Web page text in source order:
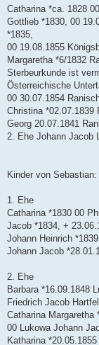
Catharina *ca. 1828
Gottlieb *1830, 00
*1835,
00 19.08.1855
Margaretha *6/1832
Sterbeurkunde ist
Österreichische
00 30.07.1854
Christina *02.07.1839
Georg 20.07.1841
2. Ehe Johann Jacob
Kinder von Sebastian:
1. Ehe
Catharina *1830 00
Jacob *1834, +
Johann Heinrich
Johann Jacob
2. Ehe
Barbara *16.09.1848
Friedrich Jacob
Catharina Margaretha
00 Lukowa Johann
Katharina